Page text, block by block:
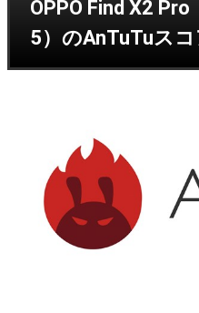
OPPO Find X2
5）のAnTuTuス